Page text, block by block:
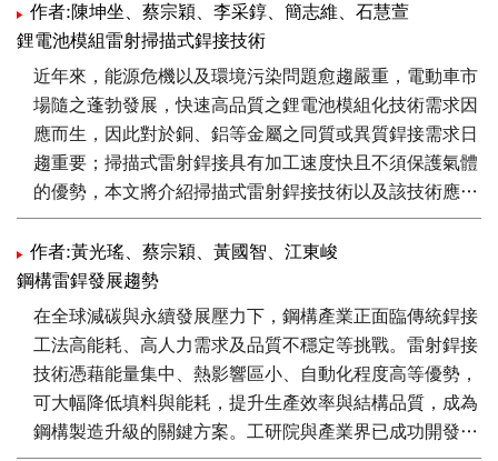
作者:陳坤坐、蔡宗穎、李采錞、簡志維、石慧萱
鋰電池模組雷射掃描式銲接技術
近年來，能源危機以及環境污染問題愈趨嚴重，電動車市
場隨之蓬勃發展，快速高品質之鋰電池模組化技術需求因
應而生，因此對於銅、鋁等金屬之同質或異質銲接需求日
趨重要；掃描式雷射銲接具有加工速度快且不須保護氣體
的優勢，本文將介紹掃描式雷射銲接技術以及該技術應用
於鋰電池模組化之結果，並於文末介紹本技術已開發完成
量產型設備並成功導入量產。
作者:黃光瑤、蔡宗穎、黃國智、江東峻
鋼構雷銲發展趨勢
在全球減碳與永續發展壓力下，鋼構產業正面臨傳統銲接
工法高能耗、高人力需求及品質不穩定等挑戰。雷射銲接
技術憑藉能量集中、熱影響區小、自動化程度高等優勢，
可大幅降低填料與能耗，提升生產效率與結構品質，成為
鋼構製造升級的關鍵方案。工研院與產業界已成功開發H